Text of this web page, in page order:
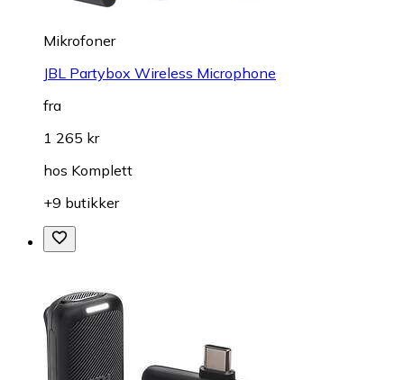
Mikrofoner
JBL Partybox Wireless Microphone
fra
1 265 kr
hos Komplett
+9 butikker